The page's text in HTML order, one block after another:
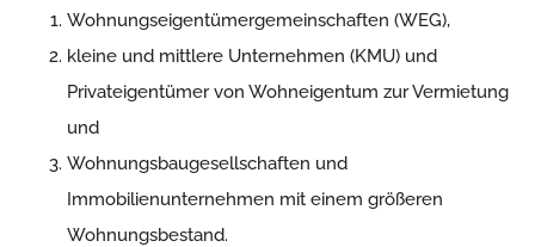
Wohnungseigentümergemeinschaften (WEG),
kleine und mittlere Unternehmen (KMU) und
Privateigentümer von Wohneigentum zur Vermietung
und
Wohnungsbaugesellschaften und
Immobilienunternehmen mit einem größeren
Wohnungsbestand.